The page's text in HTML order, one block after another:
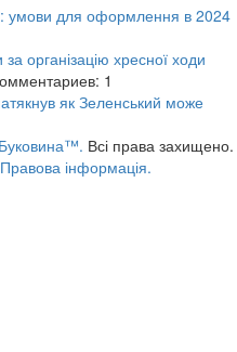
умови для оформлення в 2024
організацію хресної ходи
1
як Зеленський може
Всі права захищено.
Правова інформація.